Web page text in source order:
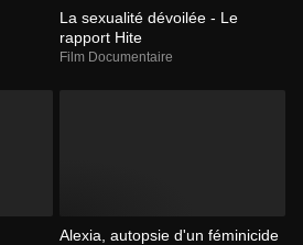
La sexualité dévoilée - Le
rapport Hite
Film Documentaire
Alexia, autopsie d'un féminicide